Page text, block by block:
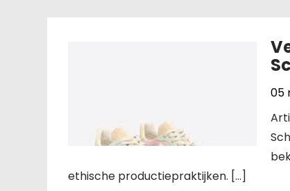
05
ethische productiepraktijken. […]